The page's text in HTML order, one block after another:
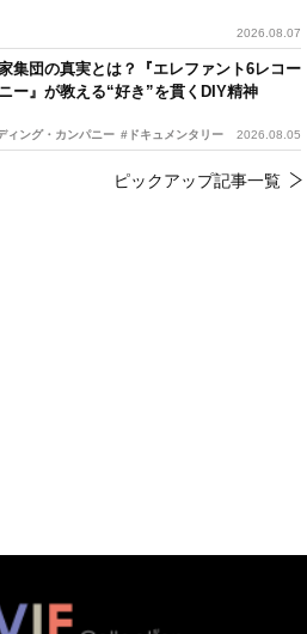
2026.08.07
集団の真実とは？『エレファント6レコー
ー』が教える“好き”を貫くDIY精神
ィング・カンパニー #ドキュメンタリー 2026.08.05
ピックアップ記事一覧